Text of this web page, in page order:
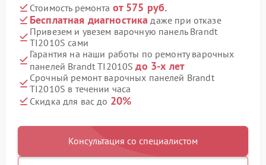
Стоимость ремонта от 575 руб.
Бесплатная диагностика даже при отказе
Привезем и увезем варочную панель Brandt
TI2010S сами
Гарантия на наши работы по ремонту варочных
панелей Brandt TI2010Sдо 3-х лет
Срочный ремонт варочных панелей Brandt
TI2010S в течении часа
Скидка для вас до 20%
Консультация со специалистом